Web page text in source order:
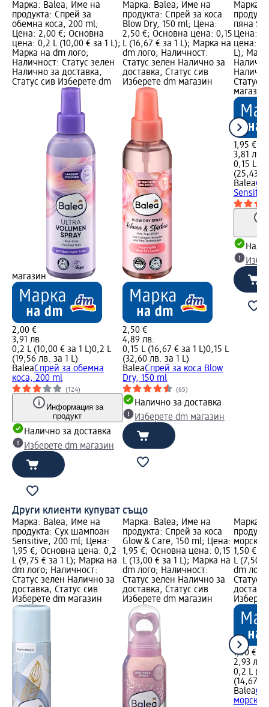
Марка: Balea; Име на
продукта: Спрей за
обемна коса, 200 ml;
Цена: 2,00 €; Основна
цена: 0,2 L (10,00 € за 1 L);
Марка на dm лого;
Наличност: Статус зелен
Налично за доставка,
Статус сив Изберете dm
магазин
2,00 €
3,91 лв.
0,2 L (10,00 € за 1 L)0,2 L
(19,56 лв. за 1 L)
BaleaСпрей за обемна
коса, 200 ml
(124)
Информация за
продукт
Налично за доставка
Изберете dm магазин
Марка: Balea; Име на
продукта: Спрей за коса
Blow Dry, 150 ml; Цена:
2,50 €; Основна цена: 0,15
L (16,67 € за 1 L); Марка на
dm лого; Наличност:
Статус зелен Налично за
доставка, Статус сив
Изберете dm магазин
2,50 €
4,89 лв.
0,15 L (16,67 € за 1 L)0,15 L
(32,60 лв. за 1 L)
BaleaСпрей за коса Blow
Dry, 150 ml
(65)
Налично за доставка
Изберете dm магазин
Марка:
пяна
Цена:
цена:
L);
Статус
магазин
1,95 €
3,81 лв.
0,15 L
(25,43
Balea
Други клиенти купуват също
Марка: Balea; Име на
продукта: Сух шампоан
Sensitive, 200 ml; Цена:
1,95 €; Основна цена: 0,2
L (9,75 € за 1 L); Марка на
dm лого; Наличност:
Статус зелен Налично за
доставка, Статус сив
Изберете dm магазин
Марка: Balea; Име на
продукта: Спрей за коса
Glow & Care, 150 ml; Цена:
1,95 €; Основна цена: 0,15
L (13,00 € за 1 L); Марка на
dm лого; Наличност:
Статус зелен Налично за
доставка, Статус сив
Изберете dm магазин
Марка:
морска
1,50 €;
L (7,50
dm
Статус
1,50 €
2,93 лв.
0,2 L
(14,67
Balea
морска